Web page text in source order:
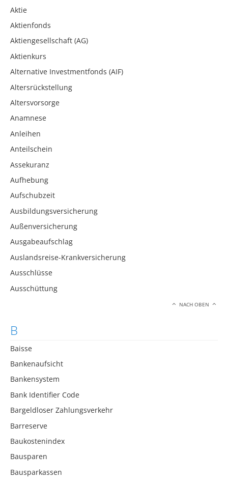
Aktie
Aktienfonds
Aktiengesellschaft (AG)
Aktienkurs
Alternative Investmentfonds (AIF)
Altersrückstellung
Altersvorsorge
Anamnese
Anleihen
Anteilschein
Assekuranz
Aufhebung
Aufschubzeit
Ausbildungsversicherung
Außenversicherung
Ausgabeaufschlag
Auslandsreise-Krankversicherung
Ausschlüsse
Ausschüttung
NACH OBEN
B
Baisse
Bankenaufsicht
Bankensystem
Bank Identifier Code
Bargeldloser Zahlungsverkehr
Barreserve
Baukostenindex
Bausparen
Bausparkassen